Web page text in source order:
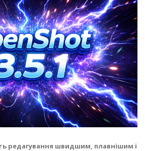
редагування швидшим, плавнішим і